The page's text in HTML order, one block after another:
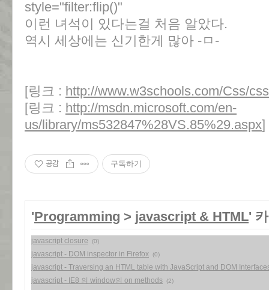
style="filter:flip()"
이런 녀석이 있다는걸 처음 알았다.
역시 세상에는 신기한게 많아 -ㅁ-
[링크 : http://www.w3schools.com/Css/
[링크 : http://msdn.microsoft.com/en-
us/library/ms532847%28VS.85%29.aspx]
공감 구독하기
'Programming > javascript & HTML'
javascript closure (0)
javascript - DOM inspector in Firefox (0)
javascript - Traversing an HTML table with JavaScript and DOM
javascript - IE8 의 window의 on methods
(2)